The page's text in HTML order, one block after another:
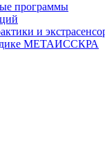
программы
и
МЕТАИССКРА